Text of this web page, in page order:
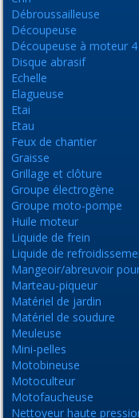
Débroussailleuse
Découpeuse
Découpeuse à moteur
Disque abrasif
Echelle
Elagueuse
Etai
Etau
Feux de chantier
Graisse
Grillage et clôture
Groupe électrogène
Groupe moto-pompe
Huile moteur
Liquide de frein
Liquide de
Mangeoir/abreuvoir
Marteau-piqueur
Matériel de jardin
Matériel de soudure
Meuleuse
Mini-pelles
Motobineuse
Motoculteur
Motofaucheuse
Nettoyeur haute